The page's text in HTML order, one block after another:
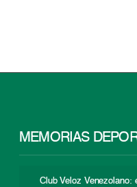
MEMORIAS
Club Veloz Venezolano: